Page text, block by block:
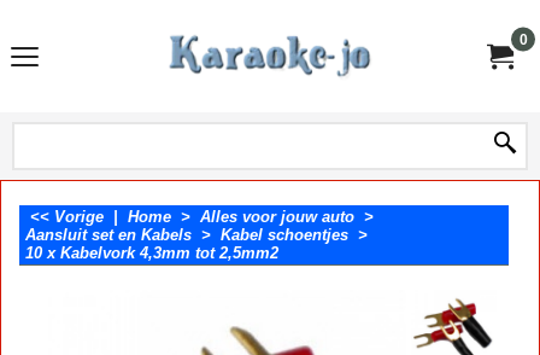
0
<< Vorige Home > Alles voor jouw auto >
Aansluit set en Kabels > Kabel schoentjes >
10 x Kabelvork 4,3mm tot 2,5mm2